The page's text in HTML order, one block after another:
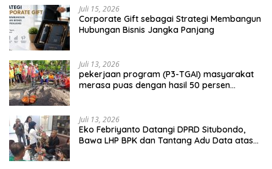
Juli 15, 2026
Corporate Gift sebagai Strategi Membangun
Hubungan Bisnis Jangka Panjang
Juli 13, 2026
pekerjaan program (P3-TGAI) masyarakat
merasa puas dengan hasil 50 persen
Juli 13, 2026
Eko Febriyanto Datangi DPRD Situbondo,
Bawa LHP BPK dan Tantang Adu Data atas